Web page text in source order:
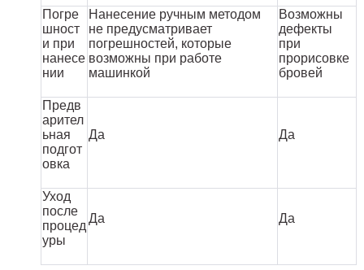
Погре
шност
и при
нанесе
нии
Нанесение ручным методом
не предусматривает
погрешностей, которые
возможны при работе
машинкой
Возможны
дефекты
при
прорисовке
бровей
Предв
арител
ьная
подгот
овка
Да Да
Уход
после
процед
уры
Да Да